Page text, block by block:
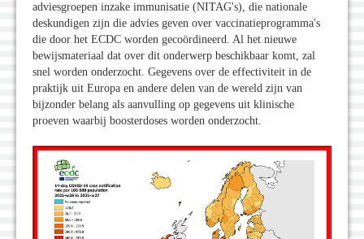
adviesgroepen inzake immunisatie (NITAG's), die nationale
deskundigen zijn die advies geven over vaccinatieprogramma's
die door het ECDC worden gecoördineerd. Al het nieuwe
bewijsmateriaal dat over dit onderwerp beschikbaar komt, zal
snel worden onderzocht. Gegevens over de effectiviteit in de
praktijk uit Europa en andere delen van de wereld zijn van
bijzonder belang als aanvulling op gegevens uit klinische
proeven waarbij boosterdoses worden onderzocht.